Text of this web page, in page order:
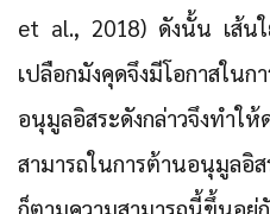
et al., 2018) ดังนั้น เส้นใ
เปลือกมังคุดจึงมีโอกาสใน
อนุมูลอิสระดังกล่าวจึงทำใ
สามารถในการต้านอนุมูล
ก็ตามความสามารถนี้ขึ้นอยู่